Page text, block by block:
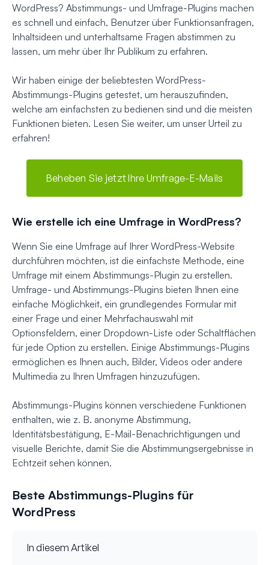
WordPress? Abstimmungs- und Umfrage-Plugins machen
es schnell und einfach, Benutzer über Funktionsanfragen,
Inhaltsideen und unterhaltsame Fragen abstimmen zu
lassen, um mehr über Ihr Publikum zu erfahren.
Wir haben einige der beliebtesten WordPress-
Abstimmungs-Plugins getestet, um herauszufinden,
welche am einfachsten zu bedienen sind und die meisten
Funktionen bieten. Lesen Sie weiter, um unser Urteil zu
erfahren!
Beheben Sie jetzt Ihre Umfrage-E-Mails
Wie erstelle ich eine Umfrage in WordPress?
Wenn Sie eine Umfrage auf Ihrer WordPress-Website
durchführen möchten, ist die einfachste Methode, eine
Umfrage mit einem Abstimmungs-Plugin zu erstellen.
Umfrage- und Abstimmungs-Plugins bieten Ihnen eine
einfache Möglichkeit, ein grundlegendes Formular mit
einer Frage und einer Mehrfachauswahl mit
Optionsfeldern, einer Dropdown-Liste oder Schaltflächen
für jede Option zu erstellen. Einige Abstimmungs-Plugins
ermöglichen es Ihnen auch, Bilder, Videos oder andere
Multimedia zu Ihren Umfragen hinzuzufügen.
Abstimmungs-Plugins können verschiedene Funktionen
enthalten, wie z. B. anonyme Abstimmung,
Identitätsbestätigung, E-Mail-Benachrichtigungen und
visuelle Berichte, damit Sie die Abstimmungsergebnisse in
Echtzeit sehen können.
Beste Abstimmungs-Plugins für
WordPress
In diesem Artikel